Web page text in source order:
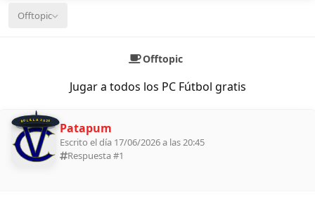
Offtopic
Offtopic
Jugar a todos los PC Fútbol gratis
BOLILLA 2026 Patapum
Escrito el día 17/06/2026 a las 20:45
Respuesta #1